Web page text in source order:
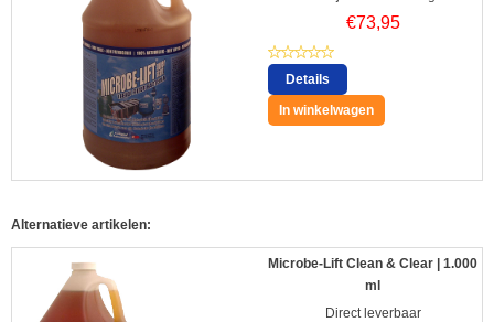
€73,95
Details
In winkelwagen
Alternatieve artikelen:
Microbe-Lift Clean & Clear | 1.000
ml
Direct leverbaar